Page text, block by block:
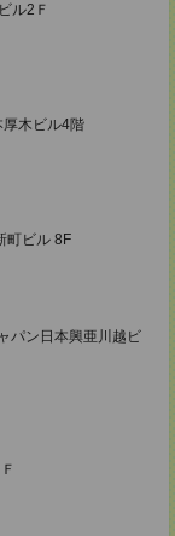
ル2Ｆ
木ビル4階
ビル 8F
ン日本興亜川越ビ